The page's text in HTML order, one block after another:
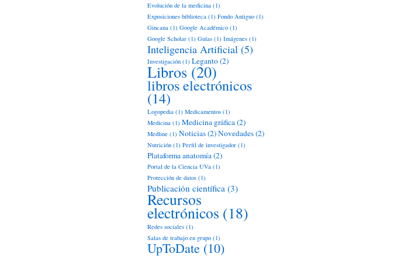
Evolución de la medicina (1)
Exposiciones biblioteca (1) Fondo Antiguo (1)
Gincana (1) Google Académico (1)
Google Scholar (1) Guías (1) Imágenes (1)
Inteligencia Artificial (5)
Investigación (1) Leganto(2)
Libros(20)
libros electrónicos
(14)
Logopedia (1) Medicamentos (1)
Medicina (1) Medicina gráfica(2)
Medline (1) Noticias(2)Novedades(2)
Nutrición (1) Perfil de investigador (1)
Plataforma anatomía(2)
Portal de la Ciencia UVa (1)
Protección de datos (1)
Publicación científica (3)
Recursos
electrónicos (18)
Redes sociales (1)
Salas de trabajo en grupo (1)
UpToDate (10)